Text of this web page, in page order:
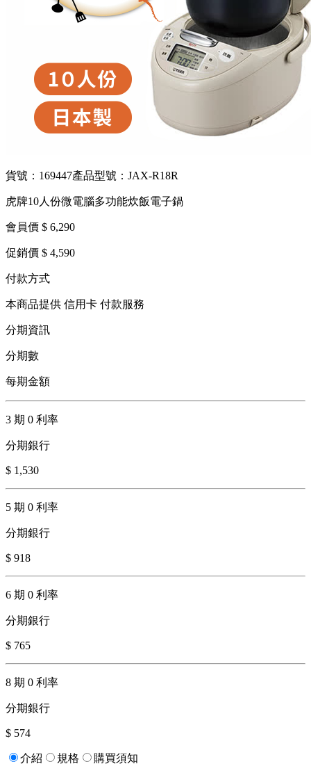
貨號：169447產品型號：JAX-R18R
虎牌10人份微電腦多功能炊飯電子鍋
會員價 $ 6,290
促銷價 $ 4,590
付款方式
本商品提供 信用卡 付款服務
分期資訊
分期數
每期金額
3 期 0 利率
分期銀行
$ 1,530
5 期 0 利率
分期銀行
$ 918
6 期 0 利率
分期銀行
$ 765
8 期 0 利率
分期銀行
$ 574
介紹 規格 購買須知